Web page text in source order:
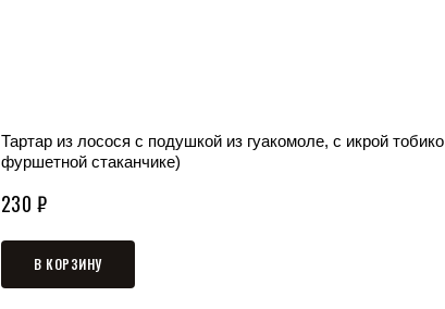
Тартар из лосося с подушкой из гуакомоле, с икрой
фуршетной стаканчике)
230 ₽
В КОРЗИНУ